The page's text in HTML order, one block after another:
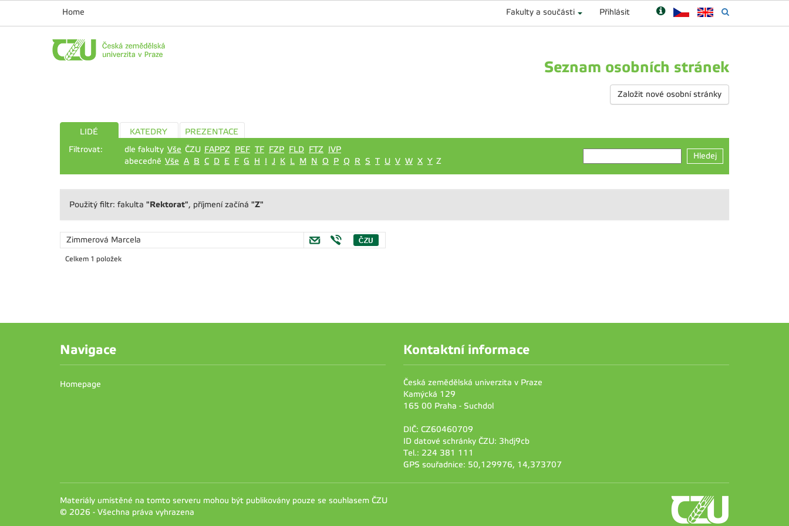
Home Fakulty a součásti Přihlásit
Seznam osobních stránek
Založit nové osobní stránky
LIDÉ KATEDRY
PREZENTACE
Filtrovat:
dle fakulty Vše ČZU FAPPZ PEF TF FZP FLD FTZ IVP
abecedně Vše A B C D E F G H I J K L M N O P Q R S T U V W X Y Z
Hledej
Použitý filtr: fakulta "Rektorat", příjmení začíná "Z"
Zimmerová Marcela
Celkem 1 položek
Navigace
Homepage
Kontaktní informace
Česká zemědělská univerzita v Praze
Kamýcká 129
165 00 Praha - Suchdol
DIČ: CZ60460709
ID datové schránky ČZU: 3hdj9cb
Tel.: 224 381 111
GPS souřadnice: 50,129976, 14,373707
Materiály umístěné na tomto serveru mohou být publikovány pouze se souhlasem ČZU
© 2026 - Všechna práva vyhrazena